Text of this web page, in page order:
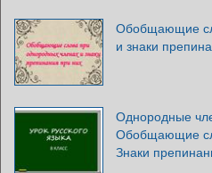
Обобщающие
и знаки
Однородные
Обобщающие
Знаки